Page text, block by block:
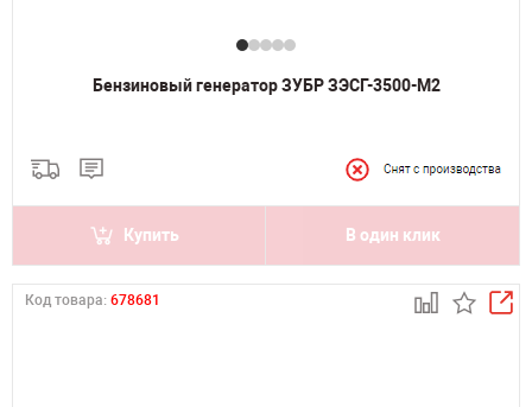
Бензиновый генератор ЗУБР ЗЭСГ-3500-М2
Купить В один клик
Код товара: 678681